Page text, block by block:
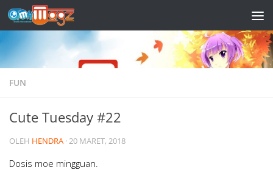
Skip to content
FUN
Cute Tuesday #22
OLEH HENDRA ·20 MARET, 2018
Dosis moe mingguan.